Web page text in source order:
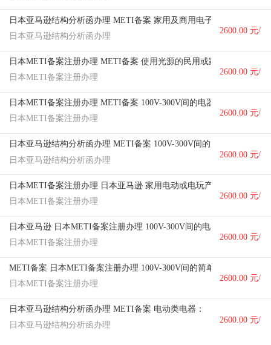
个
日本亚马逊结构分析函办理 METI备案 家用及商用电子产品
日本亚马逊结构分析函办理
2600.00 元/
个
日本METI备案注册办理 METI备案 使用光源的民用或家用产品
日本METI备案注册办理
2600.00 元/
个
日本METI备案注册办理 METI备案 100V-300V间的电器产品
日本METI备案注册办理
2600.00 元/
个
日本亚马逊结构分析函办理 METI备案 100V-300V间的简单单相马达
日本亚马逊结构分析函办理
2600.00 元/
个
日本METI备案注册办理 日本亚马逊 家用电动或电玩产品.
日本METI备案注册办理
2600.00 元/
个
日本亚马逊 日本METI备案注册办理 100V-300V间的电器产品
日本METI备案注册办理
2600.00 元/
个
METI备案 日本METI备案注册办理 100V-300V间的简单单相马达
日本METI备案注册办理
2600.00 元/
个
日本亚马逊结构分析函办理 METI备案 电动类电器：
日本亚马逊结构分析函办理
2600.00 元/